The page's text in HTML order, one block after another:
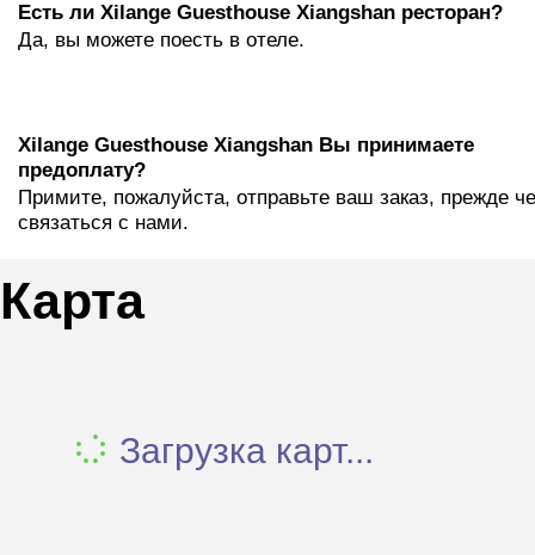
Eсть ли Xilange Guesthouse Xiangshan ресторан?
Да, вы можете поесть в отеле.
Xilange Guesthouse Xiangshan Вы принимаете
предоплату?
Примите, пожалуйста, отправьте ваш заказ, прежде
связаться с нами.
Карта
Загрузка карт...